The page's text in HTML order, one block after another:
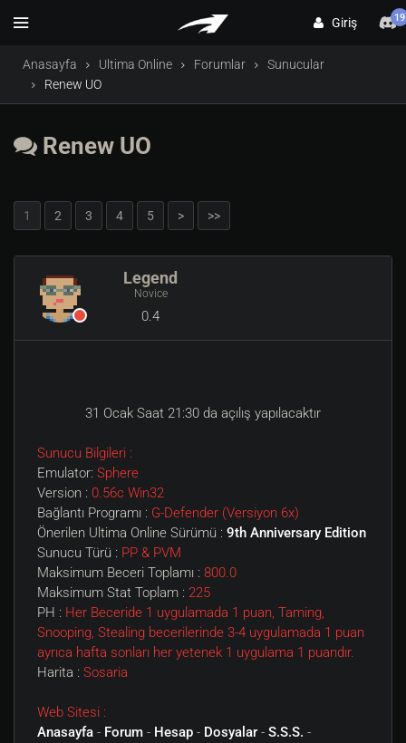
Giriş 19
Anasayfa Ultima Online Forumlar
Sunucular
Renew UO
Renew UO
1 2 3 4 5 > >>
Legend
Novice
0.4
31 Ocak Saat 21:30 da açılış yapılacaktır
Sunucu Bilgileri :
Emulator: Sphere
Version : 0.56c Win32
Bağlantı Programı : G-Defender (Versiyon 6x)
Önerilen Ultima Online Sürümü : 9th Anniversary Edition
Sunucu Türü : PP & PVM
Maksimum Beceri Toplamı : 800.0
Maksimum Stat Toplam : 225
PH : Her Beceride 1 uygulamada 1 puan, Taming,
Snooping, Stealing becerilerinde 3-4 uygulamada 1 puan
ayrıca hafta sonları her yetenek 1 uygulama 1 puandır.
Harita : Sosaria
Web Sitesi :
Anasayfa - Forum - Hesap - Dosyalar - S.S.S. -